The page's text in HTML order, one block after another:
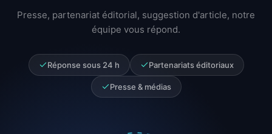
Presse, partenariat éditorial, suggestion d'article, notre
équipe vous répond.
Réponse sous 24 h Partenariats éditoriaux
Presse & médias